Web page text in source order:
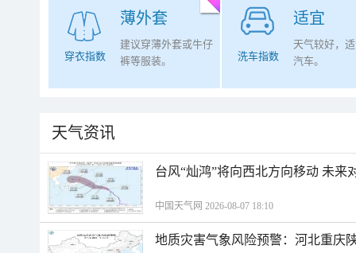
薄外套
穿衣指数
建议穿薄外套或牛仔
裤等服装。
适宜
洗车指数
天气较好，
汽车。
天气资讯
台风“灿鸿”将向西北方向移动 未来
中国天气网 2026-08-07 18:10
地质灾害气象风险预警：河北重庆